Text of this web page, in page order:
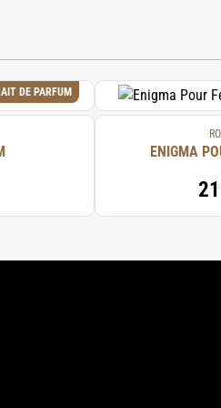
DE PARFUM
ENIGMA